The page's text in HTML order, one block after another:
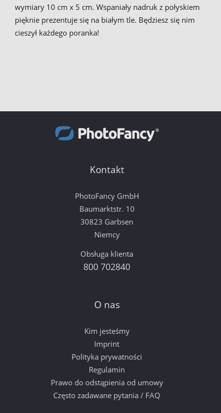
wymiary 10 cm x 5 cm. Wspaniały nadruk z połyskiem
pięknie prezentuje się na białym tle. Będziesz się nim
cieszył każdego poranka!
Kontakt
PhotoFancy GmbH
Baumarktstr. 10
30823 Garbsen
Niemcy
Obsługa klienta
800 702840
O nas
Kim jesteśmy
Imprint
Polityka prywatności
Regulamin
Prawo do odstąpienia od umowy
Często zadawane pytania / FAQ